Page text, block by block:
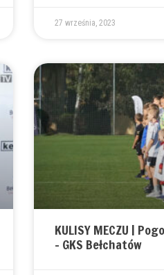
27 września, 2023
KULISY MECZU |
– GKS Bełchatów